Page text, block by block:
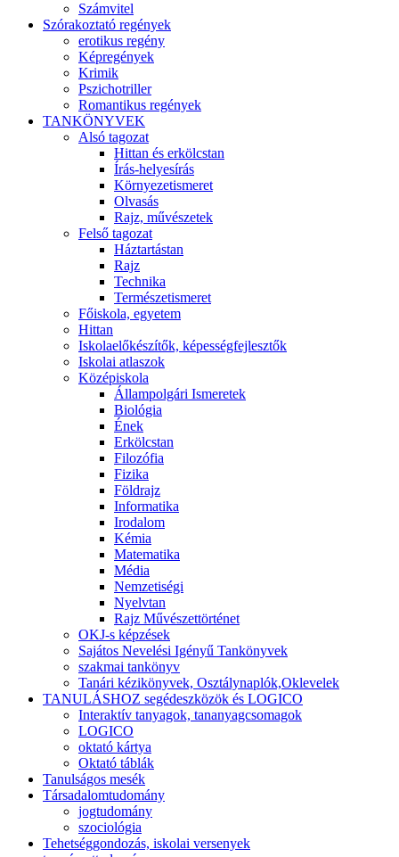
Számvitel
Szórakoztató regények
erotikus regény
Képregények
Krimik
Pszichotriller
Romantikus regények
TANKÖNYVEK
Alsó tagozat
Hittan és erkölcstan
Írás-helyesírás
Környezetismeret
Olvasás
Rajz, művészetek
Felső tagozat
Háztartástan
Rajz
Technika
Természetismeret
Főiskola, egyetem
Hittan
Iskolaelőkészítők, képességfejlesztők
Iskolai atlaszok
Középiskola
Állampolgári Ismeretek
Biológia
Ének
Erkölcstan
Filozófia
Fizika
Földrajz
Informatika
Irodalom
Kémia
Matematika
Média
Nemzetiségi
Nyelvtan
Rajz Művészettörténet
OKJ-s képzések
Sajátos Nevelési Igényű Tankönyvek
szakmai tankönyv
Tanári kézikönyvek, Osztálynaplók,Oklevelek
TANULÁSHOZ segédeszközök és LOGICO
Interaktív tanyagok, tananyagcsomagok
LOGICO
oktató kártya
Oktató táblák
Tanulságos mesék
Társadalomtudomány
jogtudomány
szociológia
Tehetséggondozás, iskolai versenyek